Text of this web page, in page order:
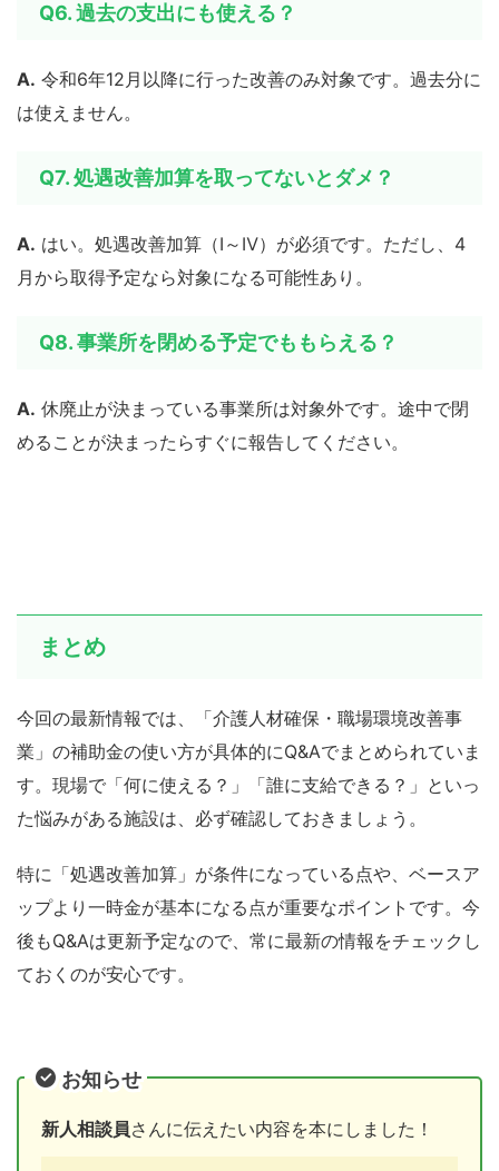
Q6. 過去の支出にも使える？
A. 令和6年12月以降に行った改善のみ対象です。過去分に
は使えません。
Q7. 処遇改善加算を取ってないとダメ？
A. はい。処遇改善加算（Ⅰ～Ⅳ）が必須です。ただし、4
月から取得予定なら対象になる可能性あり。
Q8. 事業所を閉める予定でももらえる？
A. 休廃止が決まっている事業所は対象外です。途中で閉
めることが決まったらすぐに報告してください。
まとめ
今回の最新情報では、「介護人材確保・職場環境改善事
業」の補助金の使い方が具体的にQ&Aでまとめられていま
す。現場で「何に使える？」「誰に支給できる？」といっ
た悩みがある施設は、必ず確認しておきましょう。
特に「処遇改善加算」が条件になっている点や、ベースア
ップより一時金が基本になる点が重要なポイントです。今
後もQ&Aは更新予定なので、常に最新の情報をチェックし
ておくのが安心です。
お知らせ
新人相談員さんに伝えたい内容を本にしました！